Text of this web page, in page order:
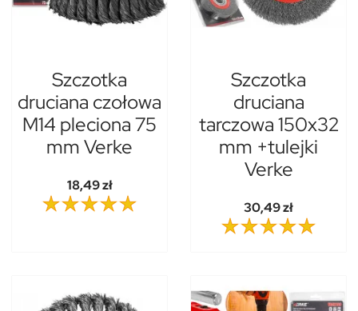
Szczotka
druciana czołowa
M14 pleciona 75
mm Verke
18,49 zł
Szczotka
druciana
tarczowa 150x32
mm +tulejki
Verke
30,49 zł